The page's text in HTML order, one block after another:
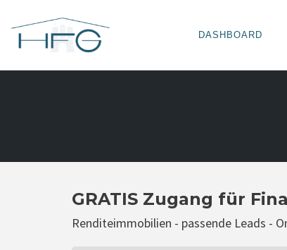
DASHBOARD
GRATIS Zugang für
Renditeimmobilien - passende Leads -